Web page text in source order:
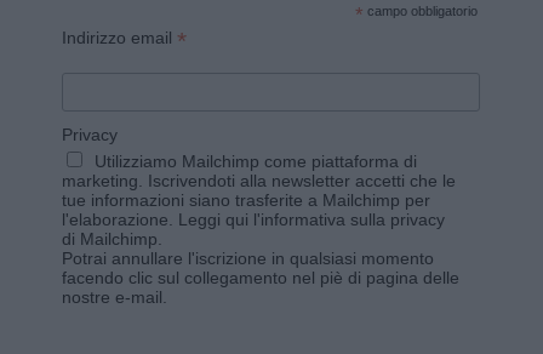
* campo obbligatorio
Indirizzo email *
Privacy
Utilizziamo Mailchimp come piattaforma di
marketing. Iscrivendoti alla newsletter accetti che le
tue informazioni siano trasferite a Mailchimp per
l'elaborazione. Leggi qui l'informativa sulla privacy
di Mailchimp
Potrai annullare l'iscrizione in qualsiasi momento
facendo clic sul collegamento nel piè di pagina delle
nostre e-mail.